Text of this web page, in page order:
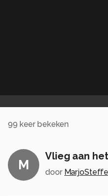
99 keer bekeken
M
Vlieg aan
door